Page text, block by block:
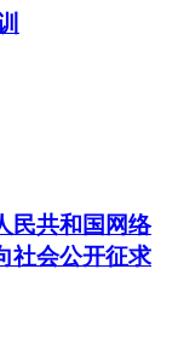
民共和国网络
社会公开征求